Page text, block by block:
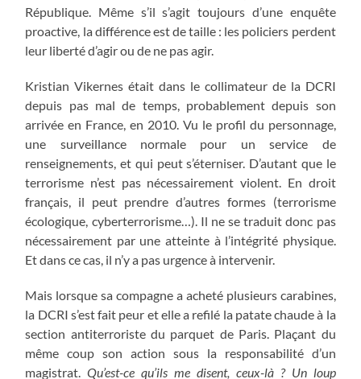
République. Même s’il s’agit toujours d’une enquête
proactive, la différence est de taille : les policiers perdent
leur liberté d’agir ou de ne pas agir.
Kristian Vikernes était dans le collimateur de la DCRI
depuis pas mal de temps, probablement depuis son
arrivée en France, en 2010. Vu le profil du personnage,
une surveillance normale pour un service de
renseignements, et qui peut s’éterniser. D’autant que le
terrorisme n’est pas nécessairement violent. En droit
français, il peut prendre d’autres formes (terrorisme
écologique, cyberterrorisme…). Il ne se traduit donc pas
nécessairement par une atteinte à l’intégrité physique.
Et dans ce cas, il n’y a pas urgence à intervenir.
Mais lorsque sa compagne a acheté plusieurs carabines,
la DCRI s’est fait peur et elle a refilé la patate chaude à la
section antiterroriste du parquet de Paris. Plaçant du
même coup son action sous la responsabilité d’un
magistrat.Qu’est-ce qu’ils me disent, ceux-là ? Un loup